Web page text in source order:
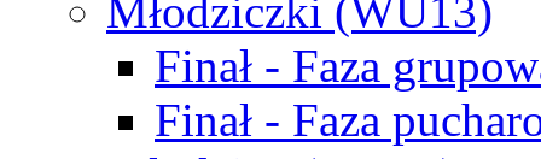
Młodziczki (WU13)
Finał - Faza
Finał - Faza